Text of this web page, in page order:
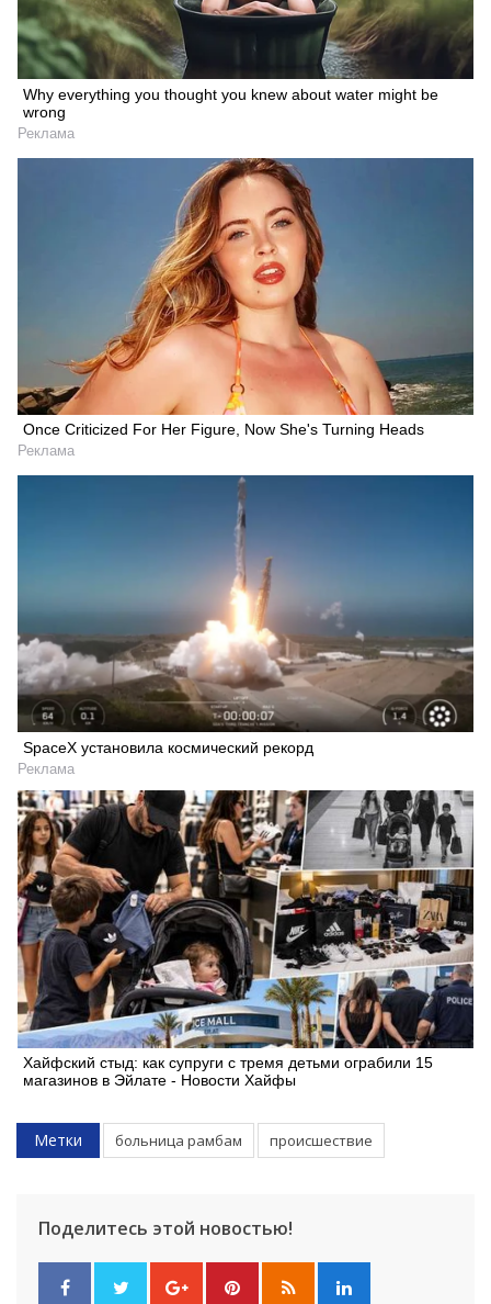
Why everything you thought you knew about water might be
wrong
Реклама
Once Criticized For Her Figure, Now She's Turning Heads
Реклама
SpaceX установила космический рекорд
Реклама
Хайфский стыд: как супруги с тремя детьми ограбили 15
магазинов в Эйлате - Новости Хайфы
Метки больница рамбам происшествие
Поделитесь этой новостью!